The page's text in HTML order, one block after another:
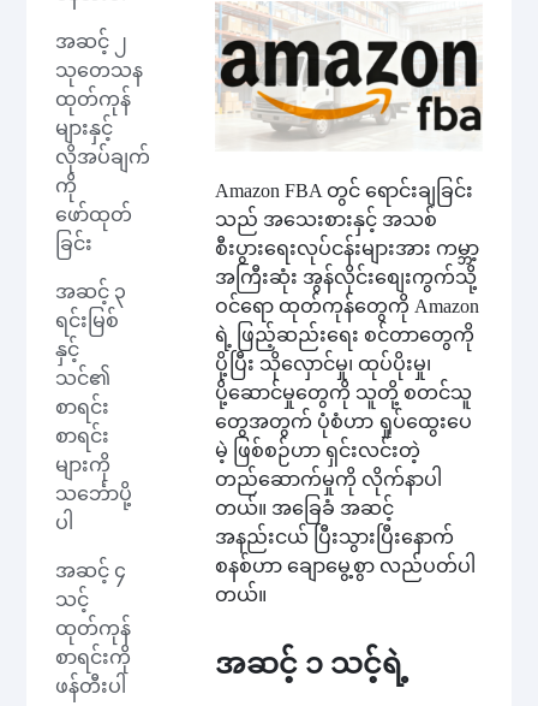
အဆင့် ၂
သုတေသန
ထုတ်ကုန်
များနှင့်
လိုအပ်ချက်
ကို
ဖော်ထုတ်
ခြင်း
အဆင့် ၃
ရင်းမြစ်
နှင့်
သင်၏
စာရင်း
စာရင်း
များကို
သင်္ဘောပို့
ပါ
အဆင့် ၄
သင့်
ထုတ်ကုန်
စာရင်းကို
ဖန်တီးပါ
Amazon FBA တွင် ရောင်းချခြင်း
သည် အသေးစားနှင့် အသစ်
စီးပွားရေးလုပ်ငန်းများအား ကမ္ဘာ့
အကြီးဆုံး အွန်လိုင်းစျေးကွက်သို့
ဝင်ရော ထုတ်ကုန်တွေကို Amazon
ရဲ့ ဖြည့်ဆည်းရေး စင်တာတွေကို
ပို့ပြီး သိုလှောင်မှု၊ ထုပ်ပိုးမှု၊
ပို့ဆောင်မှုတွေကို သူတို့ စတင်သူ
တွေအတွက် ပုံစံဟာ ရှုပ်ထွေးပေ
မဲ့ ဖြစ်စဉ်ဟာ ရှင်းလင်းတဲ့
တည်ဆောက်မှုကို လိုက်နာပါ
တယ်။ အခြေခံ အဆင့်
အနည်းငယ် ပြီးသွားပြီးနောက်
စနစ်ဟာ ချောမွေ့စွာ လည်ပတ်ပါ
တယ်။
အဆင့် ၁ သင့်ရဲ့